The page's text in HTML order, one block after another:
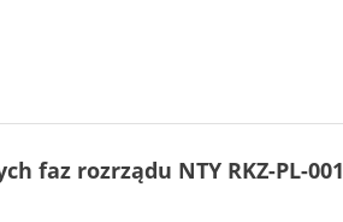
faz rozrządu NTY RKZ-PL-001